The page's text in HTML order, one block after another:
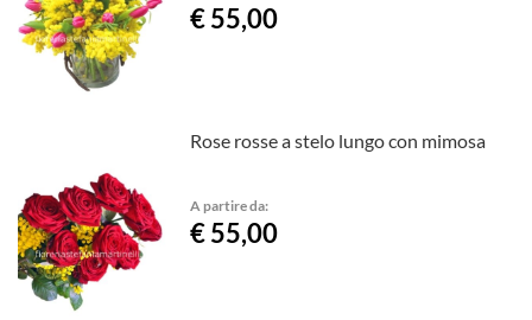
€ 55,00
Rose rosse a stelo lungo con mimosa
A partire da:
€ 55,00